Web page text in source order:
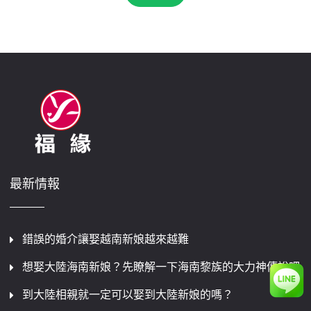
最新情報
錯誤的婚介讓娶越南新娘越來越難
想娶大陸海南新娘？先瞭解一下海南黎族的大力神傳說吧
到大陸相親就一定可以娶到大陸新娘的嗎？